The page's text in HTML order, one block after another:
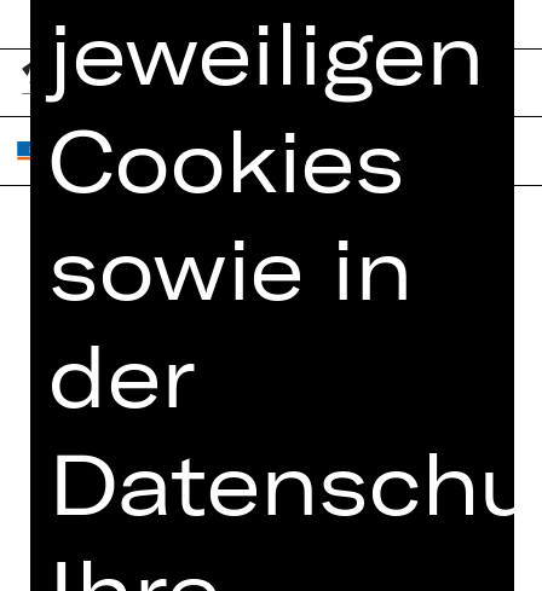
Home
Spielplan
Künstler*innen
Newsletter
Abos 26/27
Presse
Jobs
Interner Bereich
Impressum
Cookies
jeweiligen
Cookies
sowie in
der